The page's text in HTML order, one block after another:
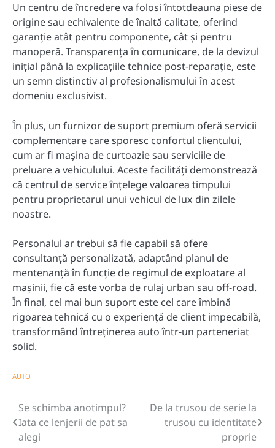
Un centru de încredere va folosi întotdeauna piese de
origine sau echivalente de înaltă calitate, oferind
garanție atât pentru componente, cât și pentru
manoperă. Transparența în comunicare, de la devizul
inițial până la explicațiile tehnice post-reparație, este
un semn distinctiv al profesionalismului în acest
domeniu exclusivist.
În plus, un furnizor de suport premium oferă servicii
complementare care sporesc confortul clientului,
cum ar fi mașina de curtoazie sau serviciile de
preluare a vehiculului. Aceste facilități demonstrează
că centrul de service înțelege valoarea timpului
pentru proprietarul unui vehicul de lux din zilele
noastre.
Personalul ar trebui să fie capabil să ofere
consultanță personalizată, adaptând planul de
mentenanță în funcție de regimul de exploatare al
mașinii, fie că este vorba de rulaj urban sau off-road.
În final, cel mai bun suport este cel care îmbină
rigoarea tehnică cu o experiență de client impecabilă,
transformând întreținerea auto într-un parteneriat
solid.
AUTO
Navigare
în
Se schimba anotimpul?
Iata ce lenjerii de pat sa
alegi
De la trusou de serie la
trusou cu identitate
proprie